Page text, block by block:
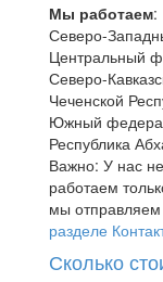
Мы работаем:
Северо-
Центральный
Северо-
Чеченской
Южный
Республика
Важно: У нас
работаем
мы отправляем
разделе
Сколько